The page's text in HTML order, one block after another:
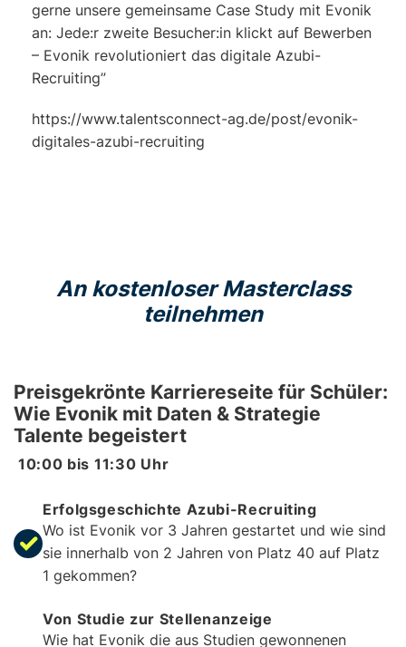
gerne unsere gemeinsame Case Study mit Evonik
an: Jede:r zweite Besucher:in klickt auf Bewerben
– Evonik revolutioniert das digitale Azubi-
Recruiting”
https://www.talentsconnect-ag.de/post/evonik-
digitales-azubi-recruiting
An kostenloser Masterclass
teilnehmen
Preisgekrönte Karriereseite für Schüler:
Wie Evonik mit Daten & Strategie
Talente begeistert
10:00 bis 11:30 Uhr
Erfolgsgeschichte Azubi-Recruiting
Wo ist Evonik vor 3 Jahren gestartet und wie sind
sie innerhalb von 2 Jahren von Platz 40 auf Platz
1 gekommen?
Von Studie zur Stellenanzeige
Wie hat Evonik die aus Studien gewonnenen